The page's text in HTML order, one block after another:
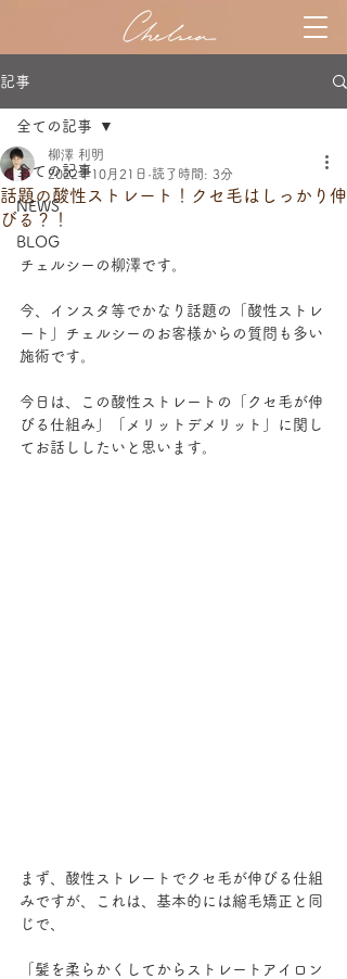
記事
全ての記事
NEWS
BLOG
全ての記事
話題の酸性ストレート！クセ毛はしっかり伸
びる？！
柳澤 利明
2022年10月21日 読了時間: 3分
チェルシーの柳澤です。
今、インスタ等でかなり話題の「酸性ストレ
ート」チェルシーのお客様からの質問も多い
施術です。
今日は、この酸性ストレートの「クセ毛が伸
びる仕組み」「メリットデメリット」に関し
てお話ししたいと思います。
まず、酸性ストレートでクセ毛が伸びる仕組
みですが、これは、基本的には縮毛矯正と同
じで、
「髪を柔らかくしてからストレートアイロン